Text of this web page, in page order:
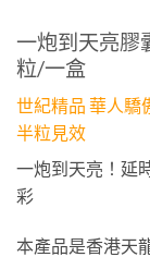
一炮到天亮膠
粒/一盒
世紀精品 華人驕
半粒見效
一炮到天亮！延
彩
本產品是香港天